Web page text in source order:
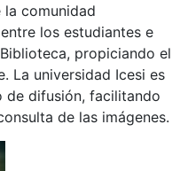
comunidad
los estudiantes e
propiciando el
La universidad Icesi es
de difusión, facilitando
de las imágenes.